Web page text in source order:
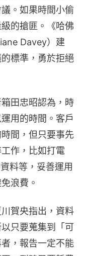
。如果時間小偷
的搶匪。《哈佛
Davey）建
標準，勇於拒絕
田忠昭認為，時
用的時間。客戶
間，但只要事先
作，比如打電
料等，妥善運用
浪費。
賀央指出，資料
只要蒐集到「可
，報告一定不能